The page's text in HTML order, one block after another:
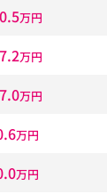
万円
万円
万円
万円
万円